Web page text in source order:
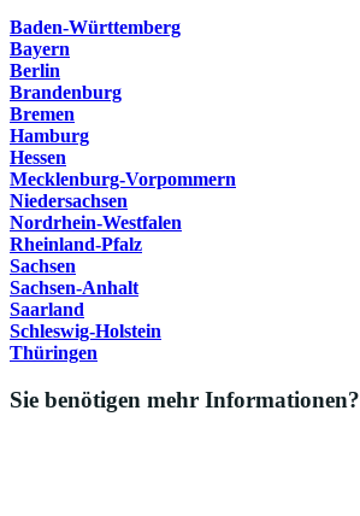
Baden-Württemberg
Bayern
Berlin
Brandenburg
Bremen
Hamburg
Hessen
Mecklenburg-Vorpommern
Niedersachsen
Nordrhein-Westfalen
Rheinland-Pfalz
Sachsen
Sachsen-Anhalt
Saarland
Schleswig-Holstein
Thüringen
Sie benötigen mehr Informationen?